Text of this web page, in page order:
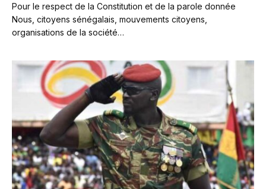
Pour le respect de la Constitution et de la parole donnée
Nous, citoyens sénégalais, mouvements citoyens,
organisations de la société…